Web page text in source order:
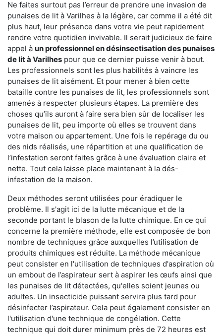
Ne faites surtout pas l’erreur de prendre une invasion de
punaises de lit à Varilhes à la légère, car comme il a été dit
plus haut, leur présence dans votre vie peut rapidement
rendre votre quotidien invivable. Il serait judicieux de faire
appel à un professionnel en désinsectisation des punaises
de lit à Varilhes pour que ce dernier puisse venir à bout.
Les professionnels sont les plus habilités à vaincre les
punaises de lit aisément. Et pour mener à bien cette
bataille contre les punaises de lit, les professionnels sont
amenés à respecter plusieurs étapes. La première des
choses qu’ils auront à faire sera bien sûr de localiser les
punaises de lit, peu importe où elles se trouvent dans
votre maison ou appartement. Une fois le repérage du ou
des nids réalisés, une répartition et une qualification de
l’infestation seront faites grâce à une évaluation claire et
nette. Tout cela laisse place maintenant à la dés-
infestation de la maison.
Deux méthodes seront utilisées pour éradiquer le
problème. Il s'agit ici de la lutte mécanique et de la
seconde portant le blason de la lutte chimique. En ce qui
concerne la première méthode, elle est composée de bon
nombre de techniques grâce auxquelles l’utilisation de
produits chimiques est réduite. La méthode mécanique
peut consister en l'utilisation de techniques d'aspiration où
un embout de l’aspirateur sert à aspirer les œufs ainsi que
les punaises de lit détectées, qu'elles soient jeunes ou
adultes. Un insecticide puissant servira plus tard pour
désinfecter l’aspirateur. Cela peut également consister en
l'utilisation d'une technique de congélation. Cette
technique qui doit durer minimum près de 72 heures est